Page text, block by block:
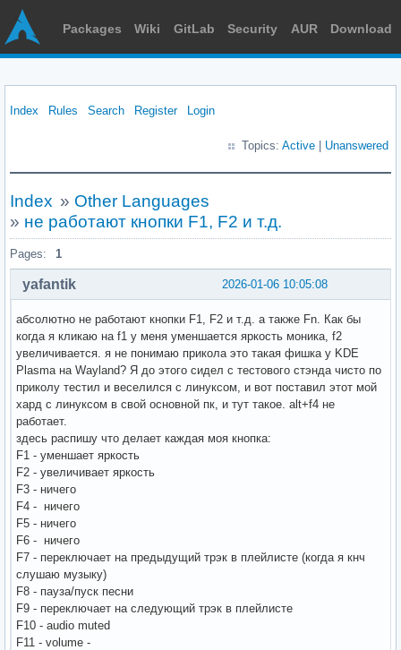
Packages Wiki GitLab Security AUR Download
Index Rules Search Register Login
Topics: Active Unanswered
Index » Other Languages
» не работают кнопки F1, F2 и т.д.
Pages: 1
2026-01-06 10:05:08
yafantik
абсолютно не работают кнопки F1, F2 и т.д. а также Fn. Как бы
когда я кликаю на f1 у меня уменшается яркость моника, f2
увеличивается. я не понимаю прикола это такая фишка у KDE
Plasma на Wayland? Я до этого сидел с тестового стэнда чисто по
приколу тестил и веселился с линуксом, и вот поставил этот мой
хард с линуксом в свой основной пк, и тут такое. alt+f4 не
работает.
здесь распишу что делает каждая моя кнопка:
F1 - уменшает яркость
F2 - увеличивает яркость
F3 - ничего
F4 - ничего
F5 - ничего
F6 - ничего
F7 - переключает на предыдущий трэк в плейлисте (когда я кнч
слушаю музыку)
F8 - пауза/пуск песни
F9 - переключает на следующий трэк в плейлисте
F10 - audio muted
F11 - volume -